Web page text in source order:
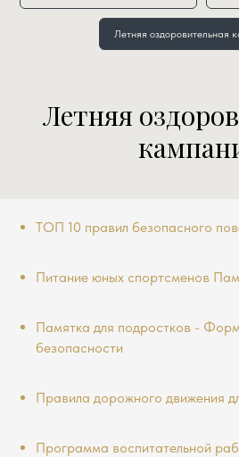
Летняя оздоровительная
Летняя
ТОП 10 правил безопасного
Питание юных спортсменов
Памятка для подростков -
безопасности
Правила дорожного движения
Программа воспитательной